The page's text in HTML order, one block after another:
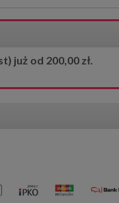
już od 200,00 zł.